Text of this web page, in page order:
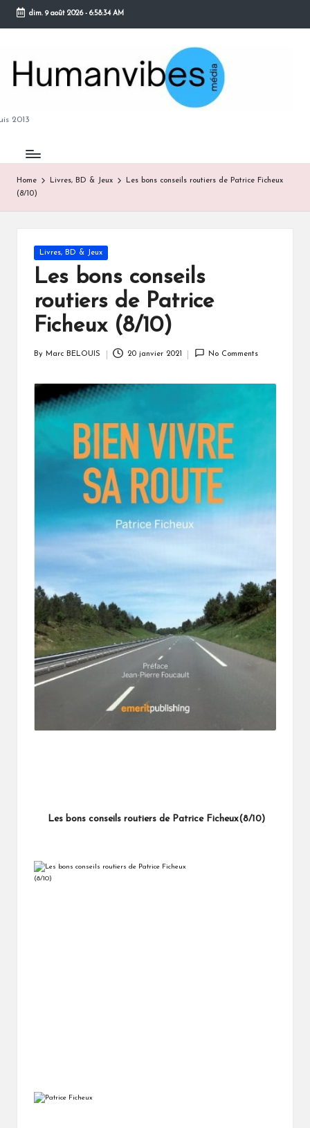
Skip
content
dim. 9 août 2026- 6:58:34 AM
2013
Home Livres, BD & Jeux
Les bons conseils routiers de Patrice Ficheux
(8/10)
Posted
in
Livres, BD & Jeux
Les bons conseils
routiers de Patrice
Ficheux (8/10)
By Marc BELOUIS 20 janvier 2021 No Comments
Les bons conseils routiers de Patrice Ficheux(8/10)